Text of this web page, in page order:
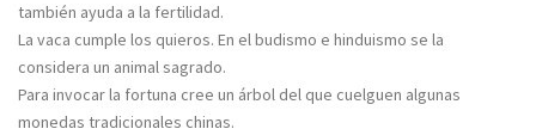
también ayuda a la fertilidad.
La vaca cumple los quieros. En el budismo e hinduismo se la
considera un animal sagrado.
Para invocar la fortuna cree un árbol del que cuelguen algunas
monedas tradicionales chinas.